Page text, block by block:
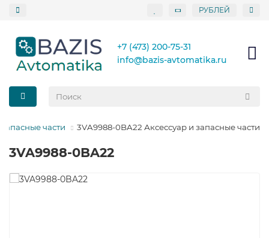
РУБЛЕЙ
+7 (473) 200-75-31
info@bazis-avtomatika.ru
части 3VA9988-0BA22 Аксессуар и запасные части
3VA9988-0BA22